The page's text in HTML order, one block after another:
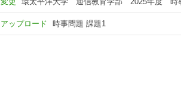
アップロード 時事問題 課題1